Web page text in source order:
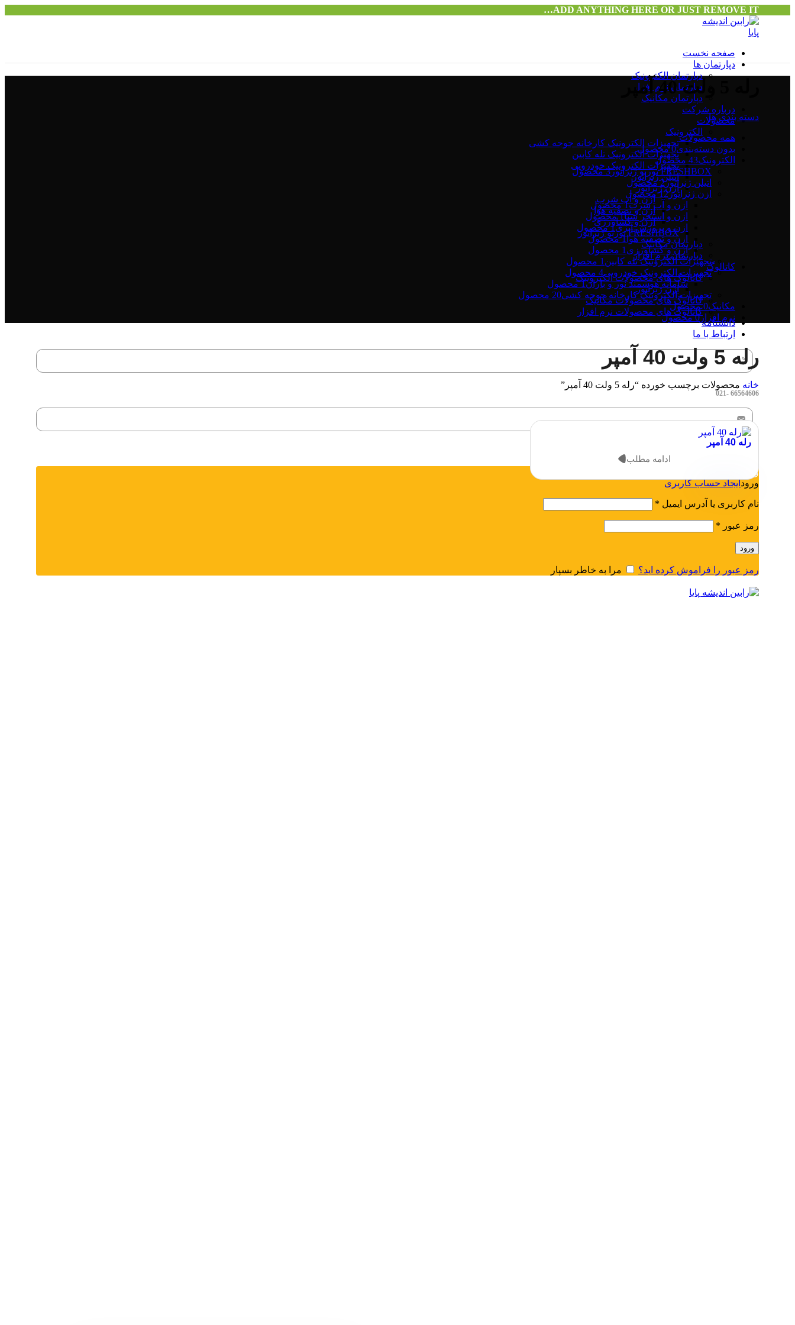
ADD ANYTHING HERE OR JUST REMOVE IT…
صفحه نخست
دپارتمان ها
دپارتمان الکترونیک
دپارتمان نرم افزار
دپارتمان مکانیک
درباره شرکت
محصولات
الکترونیک
تجهیزات الکترونیک کارخانه جوجه کشی
تجهیزات الکترونیک تله کابین
تجهیزات الکترونیک خودرویی
اتیلن ژنراتور
ازن ژنراتور
ازن و آب شرب
ازن و تصفیه هوا
ازن و کشاورزی
FRESHBOX توربو ژنراتور
دپارتمان مکانیک
دپارتمان نرم افزار
کاتالوگ
کاتالوگ های محصولات الکترونیک
ازن ژنراتور
کاتالوگ های محصولات مکانیک
کاتالوگ های محصولات نرم افزار
دانشنامه
ارتباط با ما
66564606 -021
ورود / ثبت نام
ورودایجاد حساب کاربری
نام کاربری یا آدرس ایمیل *
رمز عبور *
ورود
رمز عبور را فراموش کرده اید؟
مرا به خاطر بسپار
دسته بندی ها
همه محصولات
بدون دسته‌بندی0 محصول
الکترونیک43 محصول
FRESHBOX توربو ژنراتور
3 محصول
اتیلن ژنراتور2 محصول
ازن ژنراتور12 محصول
ازن و آب شرب1 محصول
ازن و استخر شنا1 محصول
ازن و پرورش آبزی1 محصول
ازن و تصفیه هوا1 محصول
ازن و کشاورزی 1 محصول
تجهیزات الکترونیک تله کابین 1 محصول
تجهیزات الکترونیک خودرویی4 محصول
سامانه هوشمند نور و باران1 محصول
تجهیزات الکترونیک کارخانه جوجه کشی20 محصول
مکانیک0 محصول
نرم افزار0 محصول
رله 5 ولت 40 آمپر
خانه محصولات برچسب خورده “رله 5 ولت 40 آمپر”
رله 40 آمپر
ادامه مطلب